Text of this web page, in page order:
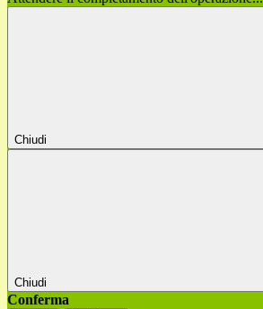
Chiudi
Chiudi
Conferma